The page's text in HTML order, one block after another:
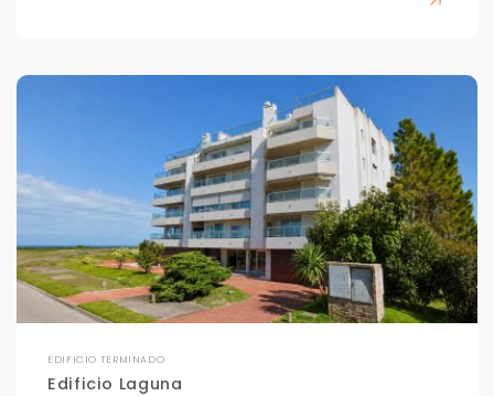
EDIFICIO TERMINADO
Edificio Laguna